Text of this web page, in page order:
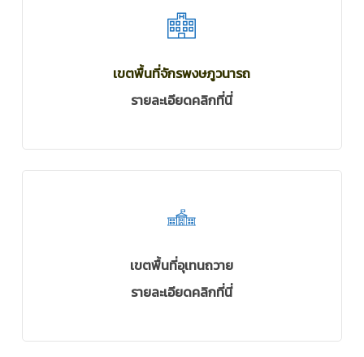
เขตพื้นที่จักรพงษภูวนารถ
รายละเอียดคลิกที่นี่
เขตพื้นที่อุเทนถวาย
รายละเอียดคลิกที่นี่